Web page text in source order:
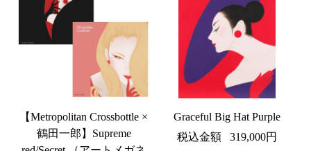
【Metropolitan Crossbottle ×
鶴田一郎】Supreme
Graceful Big Hat Purple
税込金額
319,000円